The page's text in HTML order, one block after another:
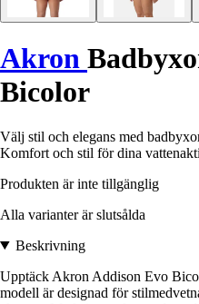
Akron
Bicolor
Välj stil och elegans med
Komfort och stil för dina
Produkten är inte tillgänglig
Alla varianter är slutsålda
Beskrivning
Upptäck Akron Addison Evo
modell är designad för